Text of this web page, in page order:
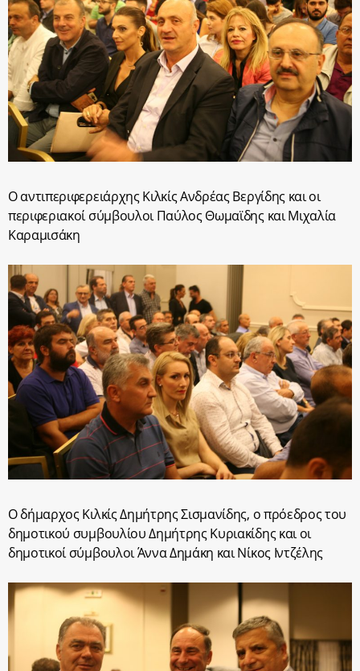
Ο αντιπεριφερειάρχης Κιλκίς Ανδρέας Βεργίδης και οι
περιφεριακοί σύμβουλοι Παύλος Θωμαϊδης και Μιχαλία
Καραμισάκη
Ο δήμαρχος Κιλκίς Δημήτρης Σισμανίδης, ο πρόεδρος του
δημοτικού συμβουλίου Δημήτρης Κυριακίδης και οι
δημοτικοί σύμβουλοι Άννα Δημάκη και Νίκος Ιντζέλης